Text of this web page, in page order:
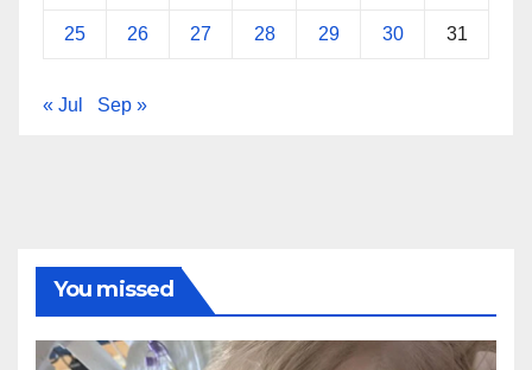
25 26 27 28 29 30 31
« Jul Sep »
You missed